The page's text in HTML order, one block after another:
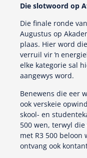
Die slotwoord op
Die finale ronde
Augustus op
plaas. Hier word
verruil vir ŉ
elke kategorie sal
aangewys word.
Benewens die eer
ook verskeie
skool- en
500 wen, terwyl
met R3 500 beloon
ontvang ook